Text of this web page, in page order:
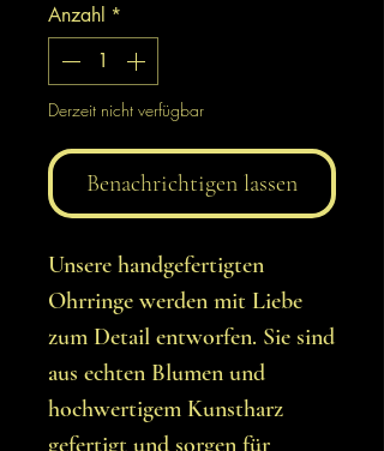
Anzahl *
Derzeit nicht verfügbar
Benachrichtigen lassen
Unsere handgefertigten
Ohrringe werden mit Liebe
zum Detail entworfen. Sie sind
aus echten Blumen und
hochwertigem Kunstharz
gefertigt und sorgen für